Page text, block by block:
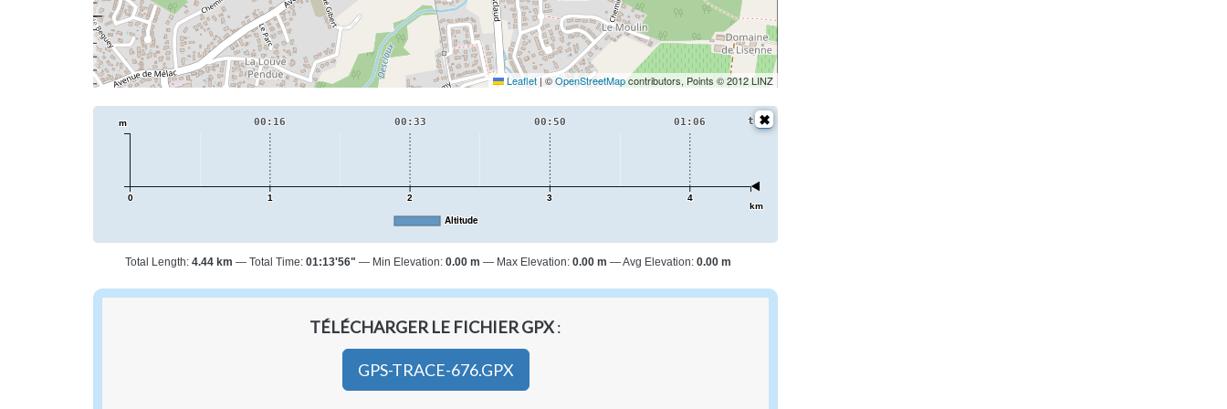
Leaflet|©OpenStreetMapcontributors, Points © 2012 LINZ
0 1 2 3 4
km
m 00:16 00:33 00:50 01:06 t
Altitude
Total Length: 4.44 km Total Time: 01:13'56" Min Elevation: 0.00 m Max Elevation: 0.00 m Avg Elevation: 0.00 m
TÉLÉCHARGER LE FICHIER GPX:
GPS-TRACE-676.GPX